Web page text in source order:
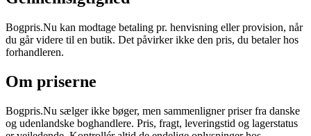
Bogpris.Nu kan modtage betaling pr. henvisning eller provision, når
du går videre til en butik. Det påvirker ikke den pris, du betaler hos
forhandleren.
Om priserne
Bogpris.Nu sælger ikke bøger, men sammenligner priser fra danske
og udenlandske boghandlere. Pris, fragt, leveringstid og lagerstatus